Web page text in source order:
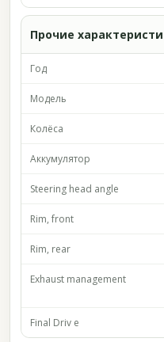
Прочие
Год
Модель
Колёса
Аккумулятор
Steering head angle
Rim, front
Rim, rear
Exhaust management
Final Driv e